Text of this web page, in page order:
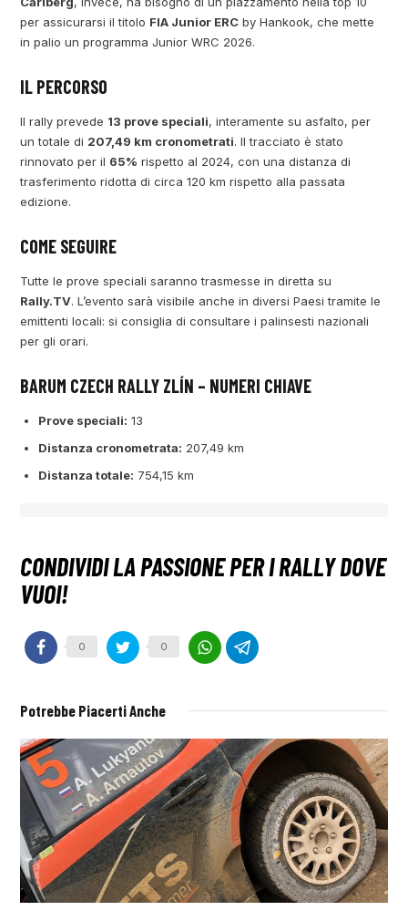
per assicurarsi il titolo FIA Junior ERC by Hankook, che mette
in palio un programma Junior WRC 2026.
IL PERCORSO
Il rally prevede 13 prove speciali, interamente su asfalto, per
un totale di 207,49 km cronometrati. Il tracciato è stato
rinnovato per il 65% rispetto al 2024, con una distanza di
trasferimento ridotta di circa 120 km rispetto alla passata
edizione.
COME SEGUIRE
Tutte le prove speciali saranno trasmesse in diretta su
Rally.TV. L’evento sarà visibile anche in diversi Paesi tramite le
emittenti locali: si consiglia di consultare i palinsesti nazionali
per gli orari.
BARUM CZECH RALLY ZLÍN – NUMERI CHIAVE
Prove speciali: 13
Distanza cronometrata: 207,49 km
Distanza totale: 754,15 km
0 0
Potrebbe Piacerti Anche